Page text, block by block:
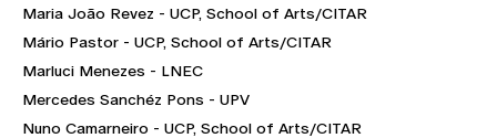
Maria João Revez - UCP, School of Arts/CITAR
Mário Pastor - UCP, School of Arts/CITAR
Marluci Menezes - LNEC
Mercedes Sanchéz Pons - UPV
Nuno Camarneiro - UCP, School of Arts/CITAR